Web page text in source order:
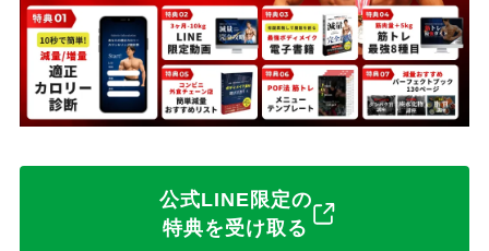
公式LINE限定の
特典を受け取る